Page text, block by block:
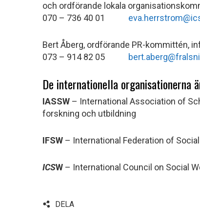
och ordförande lokala
070 – 736 40 01
Bert Åberg, ordförande PR-kommittén,
073 – 914 82 05
De internationella organisationerna
IASSW – International Association of
forskning och utbildning
IFSW – International Federation of
ICSW – International Council on Social
DELA